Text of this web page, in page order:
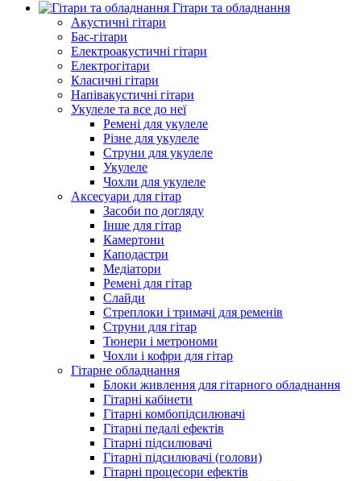
Гітари та обладнання
Акустичні гітари
Бас-гітари
Електроакустичні гітари
Електрогітари
Класичні гітари
Напівакустичні гітари
Укулеле та все до неї
Ремені для укулеле
Різне для укулеле
Струни для укулеле
Укулеле
Чохли для укулеле
Аксесуари для гітар
Засоби по догляду
Інше для гітар
Камертони
Каподастри
Медіатори
Ремені для гітар
Слайди
Стреплоки і тримачі для ременів
Струни для гітар
Тюнери і метрономи
Чохли і кофри для гітар
Гітарне обладнання
Блоки живлення для гітарного обладнання
Гітарні кабінети
Гітарні комбопідсилювачі
Гітарні педалі ефектів
Гітарні підсилювачі
Гітарні підсилювачі (голови)
Гітарні процесори ефектів